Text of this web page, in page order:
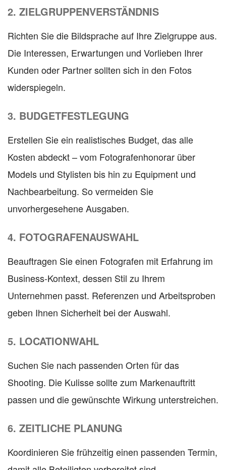
2. ZIELGRUPPENVERSTÄNDNIS
Richten Sie die Bildsprache auf Ihre Zielgruppe aus.
Die Interessen, Erwartungen und Vorlieben Ihrer
Kunden oder Partner sollten sich in den Fotos
widerspiegeln.
3. BUDGETFESTLEGUNG
Erstellen Sie ein realistisches Budget, das alle
Kosten abdeckt – vom Fotografenhonorar über
Models und Stylisten bis hin zu Equipment und
Nachbearbeitung. So vermeiden Sie
unvorhergesehene Ausgaben.
4. FOTOGRAFENAUSWAHL
Beauftragen Sie einen Fotografen mit Erfahrung im
Business-Kontext, dessen Stil zu Ihrem
Unternehmen passt. Referenzen und Arbeitsproben
geben Ihnen Sicherheit bei der Auswahl.
5. LOCATIONWAHL
Suchen Sie nach passenden Orten für das
Shooting. Die Kulisse sollte zum Markenauftritt
passen und die gewünschte Wirkung unterstreichen.
6. ZEITLICHE PLANUNG
Koordinieren Sie frühzeitig einen passenden Termin,